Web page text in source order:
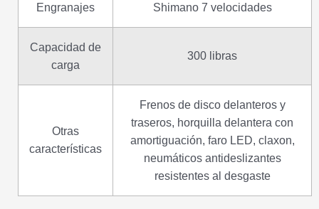
Engranajes Shimano 7 velocidades
Capacidad de
carga
300 libras
Otras
características
Frenos de disco delanteros y
traseros, horquilla delantera con
amortiguación, faro LED, claxon,
neumáticos antideslizantes
resistentes al desgaste